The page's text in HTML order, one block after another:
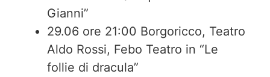
Gianni”
29.06 ore 21:00 Borgoricco, Teatro
Aldo Rossi, Febo Teatro in “Le
follie di dracula”